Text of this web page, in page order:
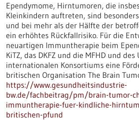
Ependymome, Hirntumoren, die
Kleinkindern auftreten, sind
und bei mehr als der Hälfte der
ein erhöhtes Rückfallrisiko. Für die
neuartigen Immuntherapie beim
KiTZ, das DKFZ und die MFHD und des
internationalen Konsortiums eine
britischen Organisation The Brain
https://www.gesundheitsindustrie-
bw.de/fachbeitrag/pm/brain-tumor-
immuntherapie-fuer-kindliche-
britischen-pfund